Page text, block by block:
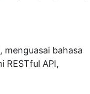
bahasa
RESTful API,